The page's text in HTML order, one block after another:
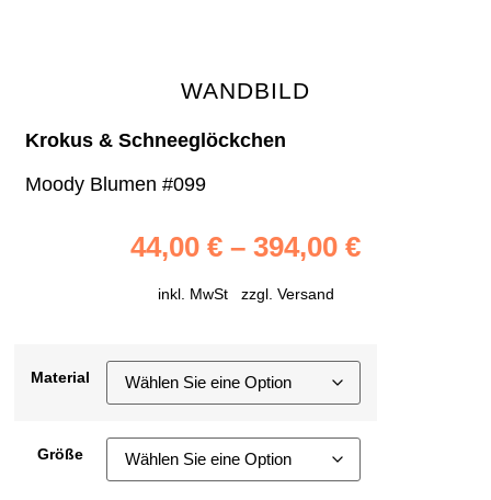
WANDBILD
Krokus & Schneeglöckchen
Moody Blumen #099
44,00 € – 394,00 €
inkl. MwSt zzgl. Versand
Material
Größe